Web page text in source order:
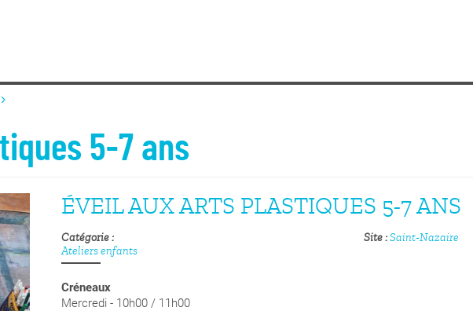
5-7 ans
ÉVEIL AUX ARTS PLASTIQUES 5-7 ANS
Catégorie
Ateliers enfants
Site Saint-Nazaire
Créneaux
Mercredi - 10h00 / 11h00